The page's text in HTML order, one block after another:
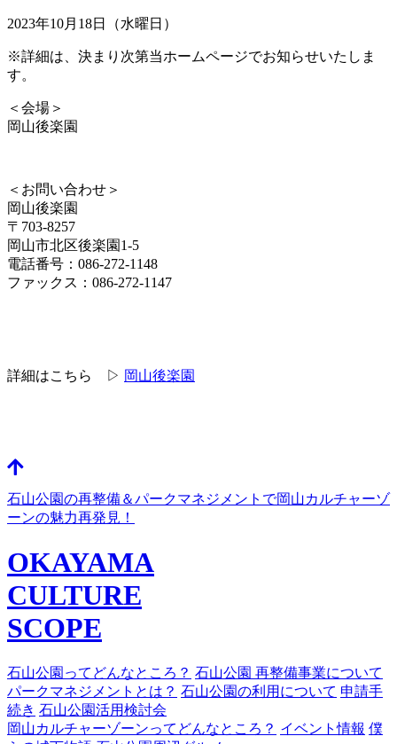
2023年10月18日（水曜日）
※詳細は、決まり次第当ホームページでお知らせいたしま
す。
＜会場＞
岡山後楽園
＜お問い合わせ＞
岡山後楽園
〒703-8257
岡山市北区後楽園1-5
電話番号：086-272-1148
ファックス：086-272-1147
詳細はこちら ▷ 岡山後楽園
石山公園の再整備＆パークマネジメントで岡山カルチャーゾ
ーンの魅力再発見！
OKAYAMA
CULTURE
SCOPE
石山公園ってどんなところ？ 石山公園 再整備事業について
パークマネジメントとは？ 石山公園の利用について 申請手
続き 石山公園活用検討会
岡山カルチャーゾーンってどんなところ？ イベント情報 僕